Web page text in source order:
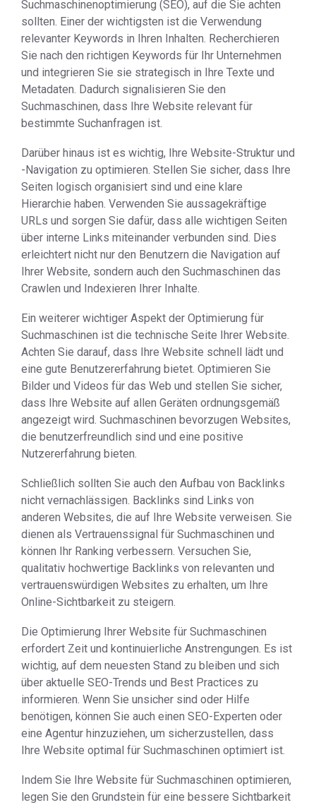
Suchmaschinenoptimierung (SEO), auf die Sie achten
sollten. Einer der wichtigsten ist die Verwendung
relevanter Keywords in Ihren Inhalten. Recherchieren
Sie nach den richtigen Keywords für Ihr Unternehmen
und integrieren Sie sie strategisch in Ihre Texte und
Metadaten. Dadurch signalisieren Sie den
Suchmaschinen, dass Ihre Website relevant für
bestimmte Suchanfragen ist.
Darüber hinaus ist es wichtig, Ihre Website-Struktur und
-Navigation zu optimieren. Stellen Sie sicher, dass Ihre
Seiten logisch organisiert sind und eine klare
Hierarchie haben. Verwenden Sie aussagekräftige
URLs und sorgen Sie dafür, dass alle wichtigen Seiten
über interne Links miteinander verbunden sind. Dies
erleichtert nicht nur den Benutzern die Navigation auf
Ihrer Website, sondern auch den Suchmaschinen das
Crawlen und Indexieren Ihrer Inhalte.
Ein weiterer wichtiger Aspekt der Optimierung für
Suchmaschinen ist die technische Seite Ihrer Website.
Achten Sie darauf, dass Ihre Website schnell lädt und
eine gute Benutzererfahrung bietet. Optimieren Sie
Bilder und Videos für das Web und stellen Sie sicher,
dass Ihre Website auf allen Geräten ordnungsgemäß
angezeigt wird. Suchmaschinen bevorzugen Websites,
die benutzerfreundlich sind und eine positive
Nutzererfahrung bieten.
Schließlich sollten Sie auch den Aufbau von Backlinks
nicht vernachlässigen. Backlinks sind Links von
anderen Websites, die auf Ihre Website verweisen. Sie
dienen als Vertrauenssignal für Suchmaschinen und
können Ihr Ranking verbessern. Versuchen Sie,
qualitativ hochwertige Backlinks von relevanten und
vertrauenswürdigen Websites zu erhalten, um Ihre
Online-Sichtbarkeit zu steigern.
Die Optimierung Ihrer Website für Suchmaschinen
erfordert Zeit und kontinuierliche Anstrengungen. Es ist
wichtig, auf dem neuesten Stand zu bleiben und sich
über aktuelle SEO-Trends und Best Practices zu
informieren. Wenn Sie unsicher sind oder Hilfe
benötigen, können Sie auch einen SEO-Experten oder
eine Agentur hinzuziehen, um sicherzustellen, dass
Ihre Website optimal für Suchmaschinen optimiert ist.
Indem Sie Ihre Website für Suchmaschinen optimieren,
legen Sie den Grundstein für eine bessere Sichtbarkeit